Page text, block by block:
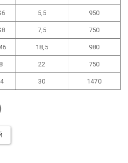
5,5 950
7,5 750
18,5 980
22 750
30 1470